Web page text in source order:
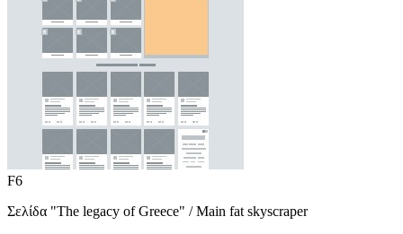
F6
Σελίδα "The legacy of Greece" / Main fat skyscraper